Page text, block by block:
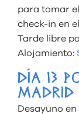
para tomar
check-in en
Tarde libre
Alojamiento:
DÍA 13
MADRID
Desayuno